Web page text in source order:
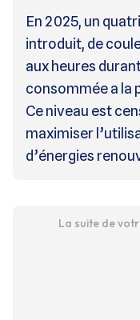
En 2025, un
introduit, de
aux heures
consommée a la
Ce niveau est
maximiser
d’énergies
La suite de